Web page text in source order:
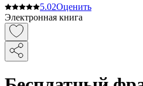
5.02Оценить
Электронная книга